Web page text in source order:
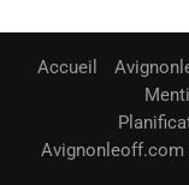
Accueil
Avignonleoff.com